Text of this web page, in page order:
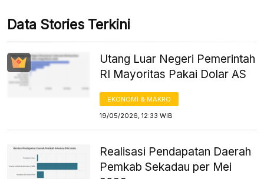
Data Stories Terkini
Utang Luar Negeri Pemerintah
RI Mayoritas Pakai Dolar AS
EKONOMI & MAKRO
19/05/2026, 12:33 WIB
Realisasi Pendapatan Daerah
Pemkab Sekadau per Mei